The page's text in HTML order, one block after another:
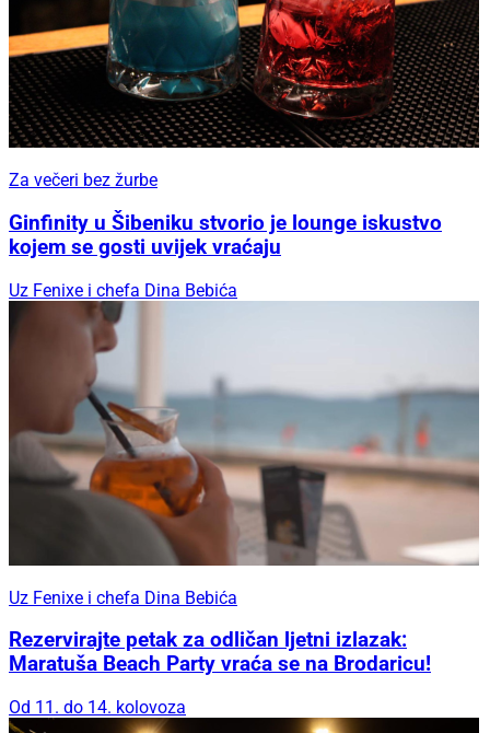
Za večeri bez žurbe
Ginfinity u Šibeniku stvorio je lounge iskustvo
kojem se gosti uvijek vraćaju
Uz Fenixe i chefa Dina Bebića
Uz Fenixe i chefa Dina Bebića
Rezervirajte petak za odličan ljetni izlazak:
Maratuša Beach Party vraća se na Brodaricu!
Od 11. do 14. kolovoza